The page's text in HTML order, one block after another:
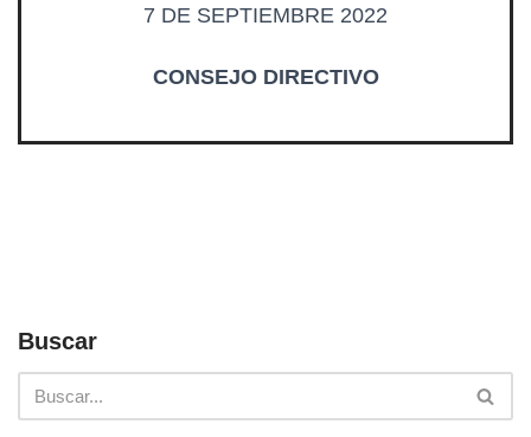
7 DE SEPTIEMBRE 2022
CONSEJO DIRECTIVO
Buscar